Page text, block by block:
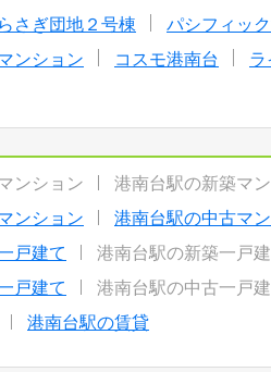
さぎ団地２号棟 パシフィッ
ンション コスモ港南台 ラ
ンション
港南台駅の新築マ
ンション
港南台駅の中古マ
戸建て
港南台駅の新築一戸
戸建て
港南台駅の中古一戸
港南台駅の賃貸